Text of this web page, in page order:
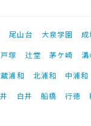
尾山台 大泉学園
戸塚 辻堂 茅ケ崎
溝
浦和 北浦和 中浦和
白井 船橋 行徳